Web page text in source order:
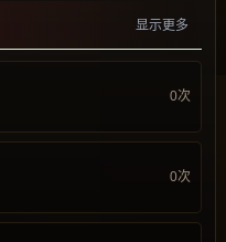
显示更多
0次
0次